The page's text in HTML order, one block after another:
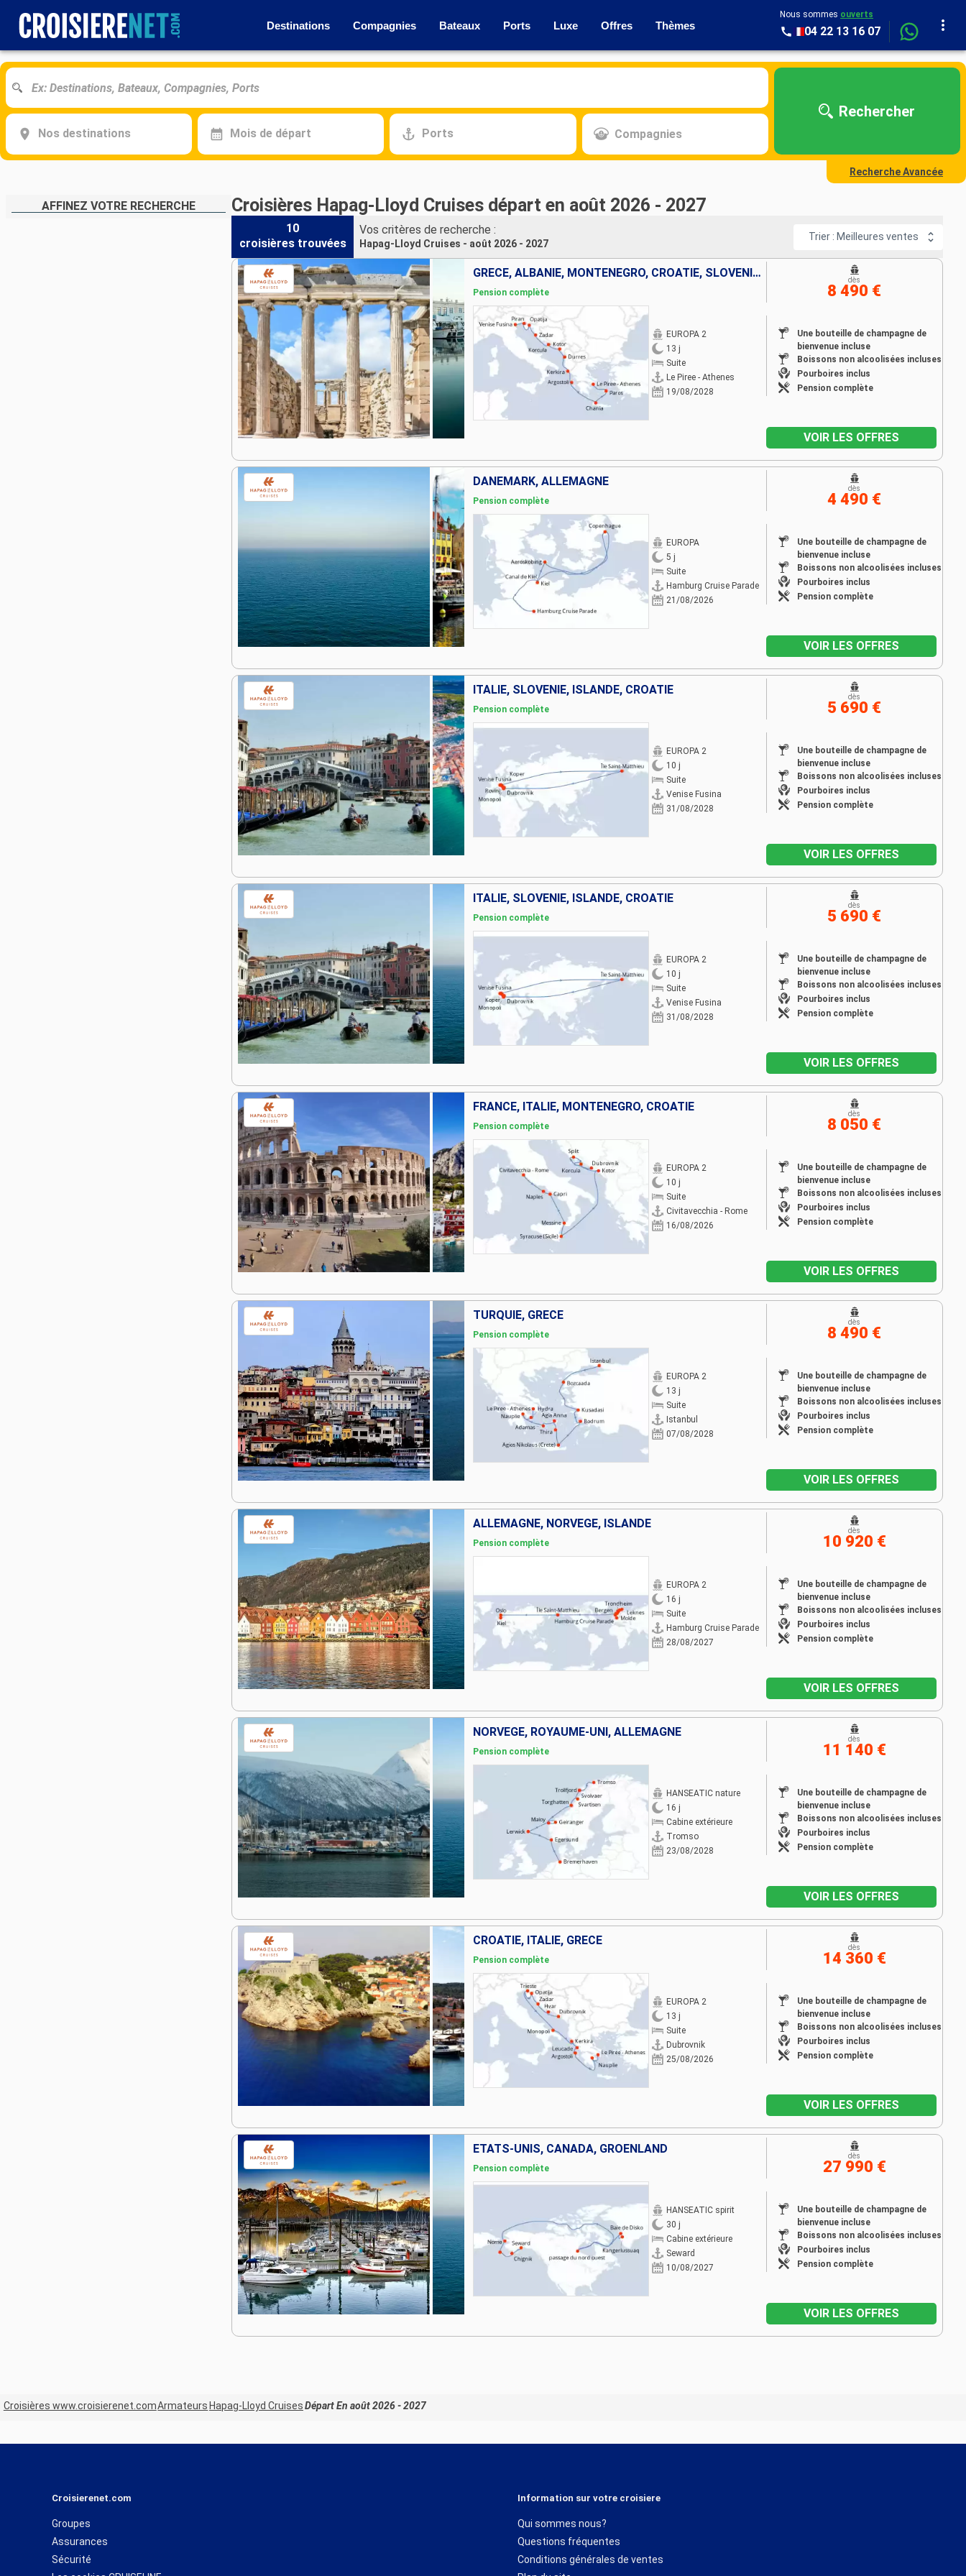
Destinations Compagnies Bateaux Ports Luxe Offres Thèmes
Nous sommes ouverts
04 22 13 16 07
Nos destinations Mois de départ Ports Compagnies
Rechercher
Recherche Avancée
AFFINEZ VOTRE RECHERCHE Croisières Hapag-Lloyd Cruises départ en août 2026 - 2027
10
croisières trouvées
Vos critères de recherche :
Hapag-Lloyd Cruises - août 2026 - 2027
Trier : Meilleures ventes
GRÈCE, ALBANIE, MONTÉNÉGRO, CROATIE, SLOVÉNIE, ITALIE
Pension complète
EUROPA 2
13 j
Suite
Le Piree - Athenes
19/08/2028
Une bouteille de champagne de
bienvenue incluse
Boissons non alcoolisées incluses
Pourboires inclus
Pension complète
dès
8 490 €
VOIR LES OFFRES
DANEMARK, ALLEMAGNE
Pension complète
EUROPA
5 j
Suite
Hamburg Cruise Parade
21/08/2026
Une bouteille de champagne de
bienvenue incluse
Boissons non alcoolisées incluses
Pourboires inclus
Pension complète
dès
4 490 €
VOIR LES OFFRES
ITALIE, SLOVÉNIE, ISLANDE, CROATIE
Pension complète
EUROPA 2
10 j
Suite
Venise Fusina
31/08/2028
Une bouteille de champagne de
bienvenue incluse
Boissons non alcoolisées incluses
Pourboires inclus
Pension complète
dès
5 690 €
VOIR LES OFFRES
ITALIE, SLOVÉNIE, ISLANDE, CROATIE
Pension complète
EUROPA 2
10 j
Suite
Venise Fusina
31/08/2028
Une bouteille de champagne de
bienvenue incluse
Boissons non alcoolisées incluses
Pourboires inclus
Pension complète
dès
5 690 €
VOIR LES OFFRES
FRANCE, ITALIE, MONTÉNÉGRO, CROATIE
Pension complète
EUROPA 2
10 j
Suite
Civitavecchia - Rome
16/08/2026
Une bouteille de champagne de
bienvenue incluse
Boissons non alcoolisées incluses
Pourboires inclus
Pension complète
dès
8 050 €
VOIR LES OFFRES
TURQUIE, GRÈCE
Pension complète
EUROPA 2
13 j
Suite
Istanbul
07/08/2028
Une bouteille de champagne de
bienvenue incluse
Boissons non alcoolisées incluses
Pourboires inclus
Pension complète
dès
8 490 €
VOIR LES OFFRES
ALLEMAGNE, NORVÈGE, ISLANDE
Pension complète
EUROPA 2
16 j
Suite
Hamburg Cruise Parade
28/08/2027
Une bouteille de champagne de
bienvenue incluse
Boissons non alcoolisées incluses
Pourboires inclus
Pension complète
dès
10 920 €
VOIR LES OFFRES
NORVÈGE, ROYAUME-UNI, ALLEMAGNE
Pension complète
HANSEATIC nature
16 j
Cabine extérieure
Tromso
23/08/2028
Une bouteille de champagne de
bienvenue incluse
Boissons non alcoolisées incluses
Pourboires inclus
Pension complète
dès
11 140 €
VOIR LES OFFRES
CROATIE, ITALIE, GRÈCE
Pension complète
EUROPA 2
13 j
Suite
Dubrovnik
25/08/2026
Une bouteille de champagne de
bienvenue incluse
Boissons non alcoolisées incluses
Pourboires inclus
Pension complète
dès
14 360 €
VOIR LES OFFRES
ÉTATS-UNIS, CANADA, GRÖENLAND
Pension complète
HANSEATIC spirit
30 j
Cabine extérieure
Seward
10/08/2027
Une bouteille de champagne de
bienvenue incluse
Boissons non alcoolisées incluses
Pourboires inclus
Pension complète
dès
27 990 €
VOIR LES OFFRES
Croisières www.croisierenet.comArmateurs Hapag-Lloyd CruisesDépart En août 2026 - 2027
Croisierenet.com
Groupes
Assurances
Sécurité
Information sur votre croisiere
Qui sommes nous?
Questions fréquentes
Conditions générales de ventes